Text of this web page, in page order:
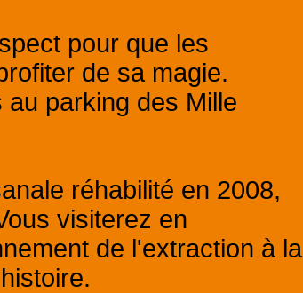
pour que les
de sa magie.
parking des Mille
réhabilité en 2008,
visiterez en
de l'extraction à la